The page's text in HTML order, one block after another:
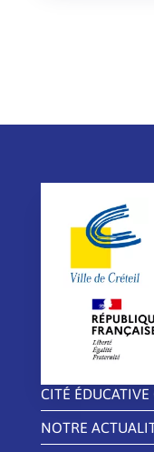
CITÉ ÉDUCATIVE
NOTRE